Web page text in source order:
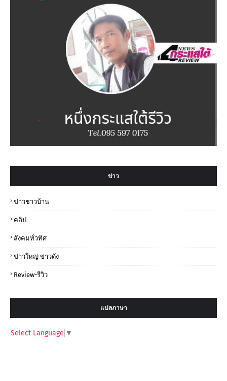
ข่าว
ข่าวชาวบ้าน
คลิป
สังคมทั่วทิศ
ข่าวใหญ่ ข่าวดัง
Review-รีวิว
แปลภาษา
Select Language ▼